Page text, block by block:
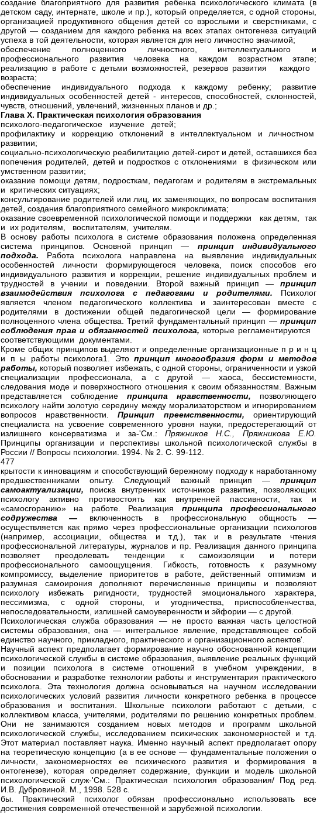
создание благоприятного для развития ребенка психологического климата (в
детском саду, интернате, школе и пр.), который определяется, с одной стороны,
организацией продуктивного общения детей со взрослыми и сверстниками, с
другой — созданием для каждого ребенка на всех этапах онтогенеза ситуаций
успеха в той деятельности, которая является для него личностно значимой;
обеспечение полноценного личностного, интеллектуального и
профессионального развития человека на каждом возрастном этапе;
реализацию в работе с детьми возможностей, резервов развития каждого
возраста;
обеспечение индивидуального подхода к каждому ребенку; развитие
индивидуальных особенностей детей - интересов, способностей, склонностей,
чувств, отношений, увлечений, жизненных планов и др.;
Глава X. Практическая психология образования
психолого-педагогическое изучение детей;
профилактику и коррекцию отклонений в интеллектуальном и личностном
развитии;
социально-психологическую реабилитацию детей-сирот и детей, оставшихся без
попечения родителей, детей и подростков с отклонениями в физическом или
умственном развитии;
оказание помощи детям, подросткам, педагогам и родителям в экстремальных
и критических ситуациях;
консультирование родителей или лиц, их заменяющих, по вопросам воспитания
детей, создания благоприятного семейного микроклимата;
оказание своевременной психологической помощи и поддержки как детям, так
и их родителям, воспитателям, учителям.
В основу работы психолога в системе образования положена определенная
система принципов. Основной принцип — принцип индивидуального
подхода. Работа психолога направлена на выявление индивидуальных
особенностей личности формирующегося человека, поиск способов его
индивидуального развития и коррекции, решение индивидуальных проблем и
трудностей в учении и поведении. Второй важный принцип — принцип
взаимодействия психолога с педагогами и родителями. Психолог
является членом педагогического коллектива и заинтересован вместе с
родителями в достижении общей педагогической цели — формирование
полноценного члена общества. Третий фундаментальный принцип — принцип
соблюдения прав и обязанностей психолога, которые регламентируются
соответствующими документами.
Кроме общих принципов выделяют и определенные организационные п р и н ц
и п ы работы психолога1. Это принцип многообразия форм и методов
работы, который позволяет избежать, с одной стороны, ограниченности и узкой
специализации профессионала, а с другой — хаоса, бессистемности,
следования моде и поверхностного отношения к своим обязанностям. Важным
представляется соблюдение принципа нравственности, позволяющего
психологу найти золотую середину между морализаторством и игнорированием
вопросов нравственности. Принцип преемственности, ориентирующий
специалиста на усвоение современного уровня науки, предостерегающий от
излишнего консерватизма и за-'См.:Пряжников Н.С., Пряжникова Е.Ю.
Принципы организации и перспективы школьной психологической службы в
России // Вопросы психологии. 1994. № 2. С. 99-112.
477
крытости к инновациям и способствующий бережному подходу к наработанному
предшественниками опыту. Следующий важный принцип — принцип
самоактуализации, поиска внутренних источников развития, позволяющих
психологу активно противостоять как внутренней пассивности, так и
«самосгоранию» на работе. Реализация принципа профессионального
содружества — включенность в профессиональную общность —
осуществляется как прямо через профессиональные организации психологов
(например, ассоциации, общества и т.д.), так и в результате чтения
профессиональной литературы, журналов и пр. Реализация данного принципа
позволяет преодолевать тенденции к самоизоляции и потери
профессионального самоощущения. Гибкость, готовность к разумному
компромиссу, выделение приоритетов в работе, действенный оптимизм и
разумная самоирония дополняют перечисленные принципы и позволяют
психологу избежать ригидности, трудностей эмоционального характера,
пессимизма, с одной стороны, и угодничества, приспособленчества,
непоследовательности, излишней самоуверенности и эйфории — с другой.
Психологическая служба образования — не просто важная часть целостной
системы образования, она — интегральное явление, представляющее собой
единство научного, прикладного, практического и организационного аспектов'.
Научный аспект предполагает формирование научно обоснованной концепции
психологической службы в системе образования, выявление реальных функций
и позиции психолога в системе отношений в учебном учреждении, в
обосновании и разработке технологии работы и инструментария практического
психолога. Эта технология должна основываться на научном исследовании
психологических условий развития личности конкретного ребенка в процессе
образования и воспитания. Школьные психологи работают с детьми, с
коллективом класса, учителями, родителями по решению конкретных проблем.
Они не занимаются созданием новых методов и программ школьной
психологической службы, исследованием психических закономерностей и т.д.
Этот материал поставляет наука. Именно научный аспект предполагает опору
на теоретическую концепцию (а в ее основе — фундаментальные положения о
личности, закономерностях ее психического развития и формирования в
онтогенезе), которая определяет содержание, функции и модель школьной
психологической служ-'См.: Практическая психология образования/ Под ред.
И.В. Дубровиной. М., 1998. 528 с.
бы. Практический психолог обязан профессионально использовать все
достижения современной отечественной и зарубежной психологии.